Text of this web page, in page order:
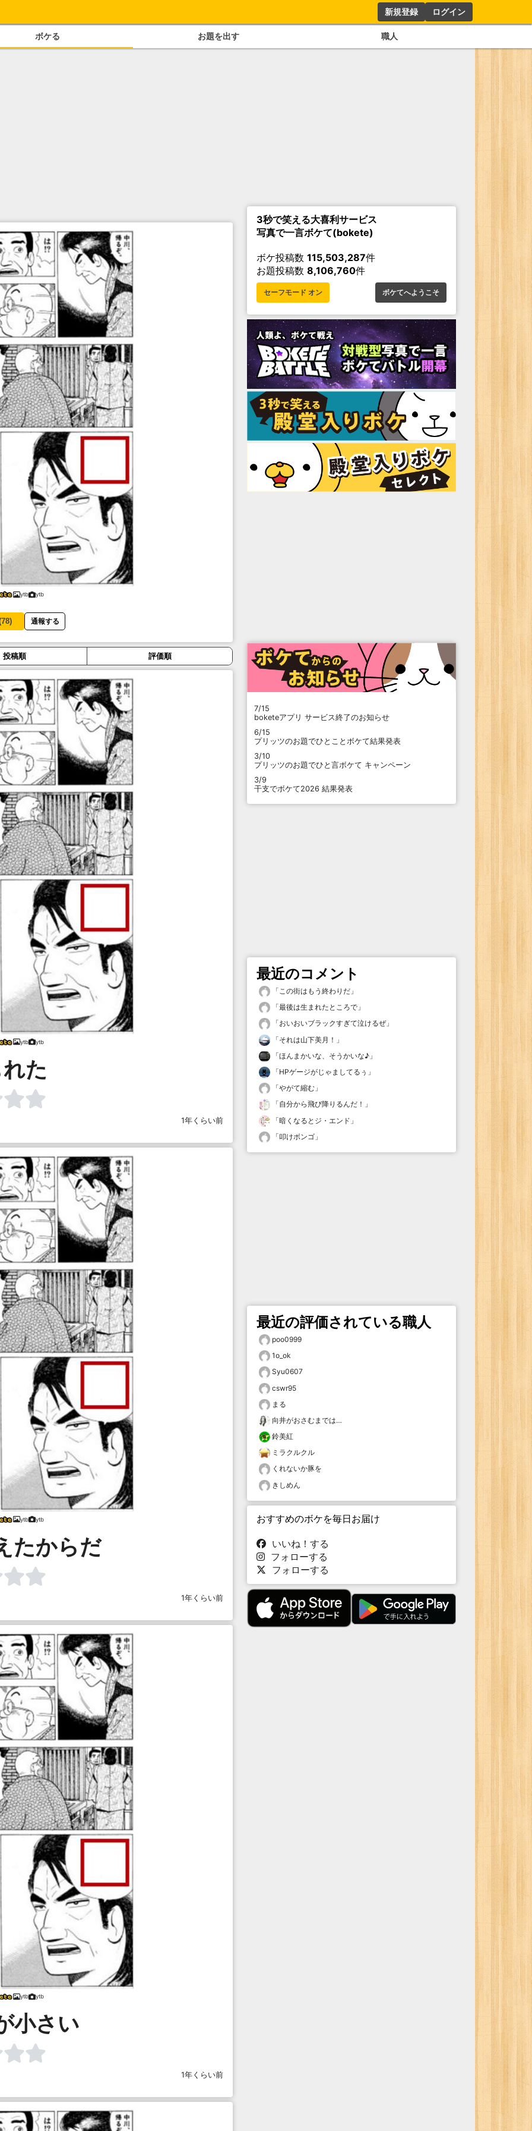
新規登録 ログイン
ボケる お題を出す 職人
ytb ytb
78) 通報する
投稿順 評価順
ytb ytb
た
1年くらい前
ytb ytb
たからだ
1年くらい前
ytb ytb
小さい
1年くらい前
3秒で笑える大喜利サービス
写真で一言ボケて(bokete)
ボケ投稿数 115,503,287件
お題投稿数 8,106,760件
セーフモード オン ボケてへようこそ
7/15
boketeアプリ サービス終了のお知らせ
6/15
プリッツのお題でひとことボケて結果発表
3/10
プリッツのお題でひと言ボケて キャンペーン
3/9
干支でボケて2026 結果発表
最近のコメント
「この街はもう終わりだ 」
「最後は生まれたところで 」
「おいおいブラックすぎて泣けるぜ」
「それは山下美月！ 」
「ほんまかいな、そうかいな♪ 」
「HPゲージがじゃましてるぅ 」
「やがて縮む 」
「自分から飛び降りるんだ！ 」
「暗くなるとジ・エンド 」
「叩けボンゴ 」
最近の評価されている職人
poo0999
1o_ok
Syu0607
cswr95
まる
向井がおさむまでは…
鈴美紅
ミラクルクル
くれないか豚を
きしめん
おすすめのボケを毎日お届け
いいね！する
フォローする
フォローする